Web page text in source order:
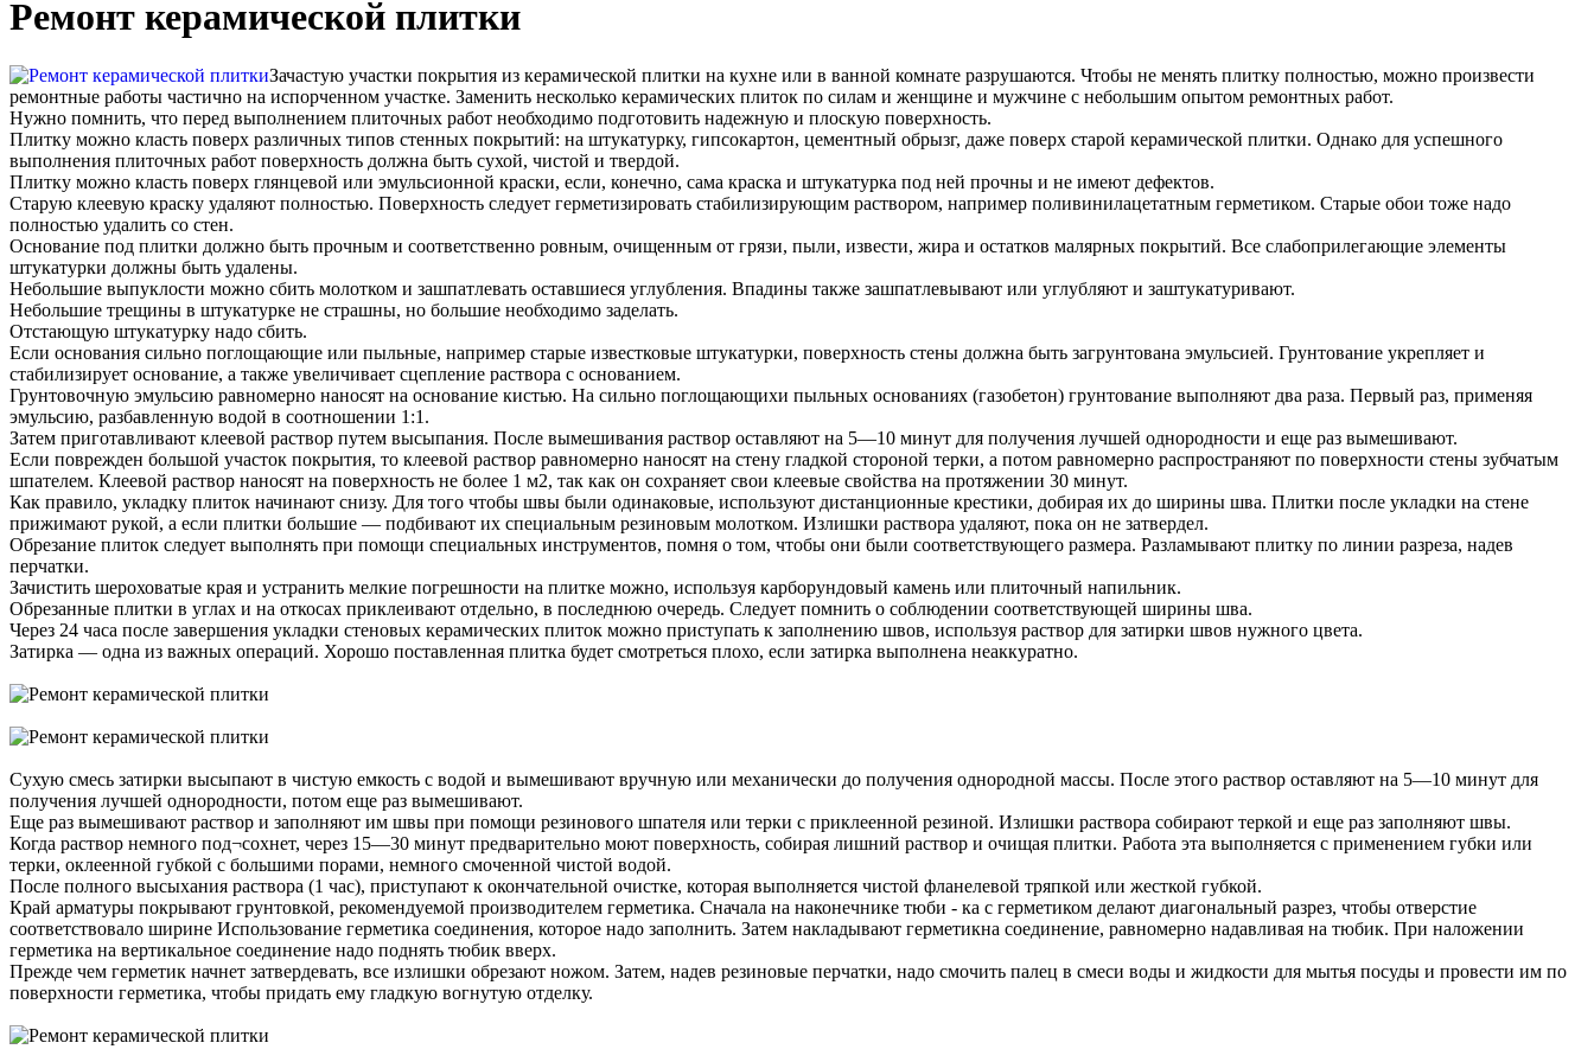
Ремонт керамической плитки
Зачастую участки покрытия из керамической плитки на кухне или в ванной комнате разрушаются. Чтобы не менять плитку полностью, можно произвести
ремонтные работы частично на испорченном участке. Заменить несколько керамических плиток по силам и женщине и мужчине с небольшим опытом ремонтных работ.
Нужно помнить, что перед выполнением плиточных работ необходимо подготовить надежную и плоскую поверхность.
Плитку можно класть поверх различных типов стенных покрытий: на штукатурку, гипсокартон, цементный обрызг, даже поверх старой керамической плитки. Однако для успешного
выполнения плиточных работ поверхность должна быть сухой, чистой и твердой.
Плитку можно класть поверх глянцевой или эмульсионной краски, если, конечно, сама краска и штукатурка под ней прочны и не имеют дефектов.
Старую клеевую краску удаляют полностью. Поверхность следует герметизировать стабилизирующим раствором, например поливинилацетатным герметиком. Старые обои тоже надо
полностью удалить со стен.
Основание под плитки должно быть прочным и соответственно ровным, очищенным от грязи, пыли, извести, жира и остатков малярных покрытий. Все слабоприлегающие элементы
штукатурки должны быть удалены.
Небольшие выпуклости можно сбить молотком и зашпатлевать оставшиеся углубления. Впадины также зашпатлевывают или углубляют и заштукатуривают.
Небольшие трещины в штукатурке не страшны, но большие необходимо заделать.
Отстающую штукатурку надо сбить.
Если основания сильно поглощающие или пыльные, например старые известковые штукатурки, поверхность стены должна быть загрунтована эмульсией. Грунтование укрепляет и
стабилизирует основание, а также увеличивает сцепление раствора с основанием.
Грунтовочную эмульсию равномерно наносят на основание кистью. На сильно поглощающихи пыльных основаниях (газобетон) грунтование выполняют два раза. Первый раз, применяя
эмульсию, разбавленную водой в соотношении 1:1.
Затем приготавливают клеевой раствор путем высыпания. После вымешивания раствор оставляют на 5—10 минут для получения лучшей однородности и еще раз вымешивают.
Если поврежден большой участок покрытия, то клеевой раствор равномерно наносят на стену гладкой стороной терки, а потом равномерно распространяют по поверхности стены зубчатым
шпателем. Клеевой раствор наносят на поверхность не более 1 м2, так как он сохраняет свои клеевые свойства на протяжении 30 минут.
Как правило, укладку плиток начинают снизу. Для того чтобы швы были одинаковые, используют дистанционные крестики, добирая их до ширины шва. Плитки после укладки на стене
прижимают рукой, а если плитки большие — подбивают их специальным резиновым молотком. Излишки раствора удаляют, пока он не затвердел.
Обрезание плиток следует выполнять при помощи специальных инструментов, помня о том, чтобы они были соответствующего размера. Разламывают плитку по линии разреза, надев
перчатки.
Зачистить шероховатые края и устранить мелкие погрешности на плитке можно, используя карборундовый камень или плиточный напильник.
Обрезанные плитки в углах и на откосах приклеивают отдельно, в последнюю очередь. Следует помнить о соблюдении соответствующей ширины шва.
Через 24 часа после завершения укладки стеновых керамических плиток можно приступать к заполнению швов, используя раствор для затирки швов нужного цвета.
Затирка — одна из важных операций. Хорошо поставленная плитка будет смотреться плохо, если затирка выполнена неаккуратно.
Сухую смесь затирки высыпают в чистую емкость с водой и вымешивают вручную или механически до получения однородной массы. После этого раствор оставляют на 5—10 минут для
получения лучшей однородности, потом еще раз вымешивают.
Еще раз вымешивают раствор и заполняют им швы при помощи резинового шпателя или терки с приклеенной резиной. Излишки раствора собирают теркой и еще раз заполняют швы.
Когда раствор немного под¬сохнет, через 15—30 минут предварительно моют поверхность, собирая лишний раствор и очищая плитки. Работа эта выполняется с применением губки или
терки, оклеенной губкой с большими порами, немного смоченной чистой водой.
После полного высыхания раствора (1 час), приступают к окончательной очистке, которая выполняется чистой фланелевой тряпкой или жесткой губкой.
Край арматуры покрывают грунтовкой, рекомендуемой производителем герметика. Сначала на наконечнике тюби - ка с герметиком делают диагональный разрез, чтобы отверстие
соответствовало ширине Использование герметика соединения, которое надо заполнить. Затем накладывают герметикна соединение, равномерно надавливая на тюбик. При наложении
герметика на вертикальное соединение надо поднять тюбик вверх.
Прежде чем герметик начнет затвердевать, все излишки обрезают ножом. Затем, надев резиновые перчатки, надо смочить палец в смеси воды и жидкости для мытья посуды и провести им по
поверхности герметика, чтобы придать ему гладкую вогнутую отделку.